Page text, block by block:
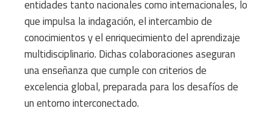
entidades tanto nacionales como internacionales, lo
que impulsa la indagación, el intercambio de
conocimientos y el enriquecimiento del aprendizaje
multidisciplinario. Dichas colaboraciones aseguran
una enseñanza que cumple con criterios de
excelencia global, preparada para los desafíos de
un entorno interconectado.